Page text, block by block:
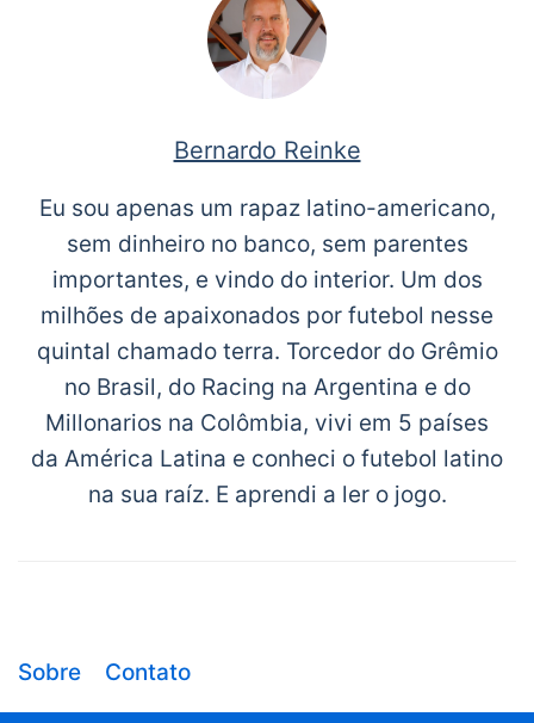
Bernardo Reinke
Eu sou apenas um rapaz latino-americano,
sem dinheiro no banco, sem parentes
importantes, e vindo do interior. Um dos
milhões de apaixonados por futebol nesse
quintal chamado terra. Torcedor do Grêmio
no Brasil, do Racing na Argentina e do
Millonarios na Colômbia, vivi em 5 países
da América Latina e conheci o futebol latino
na sua raíz. E aprendi a ler o jogo.
Sobre Contato